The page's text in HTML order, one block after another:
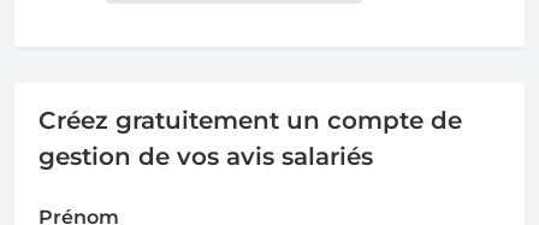
Créez gratuitement un compte de
gestion de vos avis salariés
Prénom